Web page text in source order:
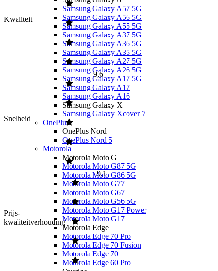
Samsung Galaxy A57 5G
Samsung Galaxy A56 5G
Samsung Galaxy A55 5G
Samsung Galaxy A37 5G
Samsung Galaxy A36 5G
Samsung Galaxy A35 5G
Samsung Galaxy A27 5G
Samsung Galaxy A26 5G
Samsung Galaxy A17 5G
Samsung Galaxy A17
Samsung Galaxy A16
Samsung Galaxy X
Samsung Galaxy Xcover 7
OnePlus
OnePlus Nord
OnePlus Nord 5
Motorola
Motorola Moto G
Motorola Moto G87 5G
Motorola Moto G86 5G
Motorola Moto G77
Motorola Moto G67
Motorola Moto G56 5G
Motorola Moto G17 Power
Motorola Moto G17
Motorola Edge
Motorola Edge 70 Pro
Motorola Edge 70 Fusion
Motorola Edge 70
Motorola Edge 60 Pro
Kwaliteit
Snelheid
9,6
Prijs-
kwaliteitverhouding
9,1